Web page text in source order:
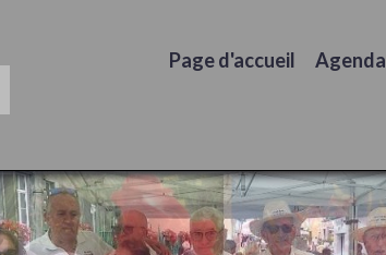
Page d'accueil Agenda